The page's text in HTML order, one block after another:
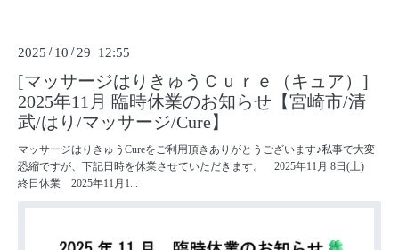
2025 / 10 / 29 12:55
[マッサージはりきゅうＣｕｒｅ（キュア）]
2025年11月 臨時休業のお知らせ【宮崎市/清
武/はり/マッサージ/Cure】
マッサージはりきゅうCureをご利用頂きありがとうございます♪私事で大変
恐縮ですが、下記日時を休業させていただきます。 2025年11月 8日(土)
終日休業 2025年11月1...